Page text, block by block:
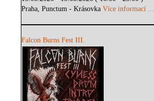
Praha, Punctum - KrásovkaVíce informací ...
Falcon Burns Fest III.